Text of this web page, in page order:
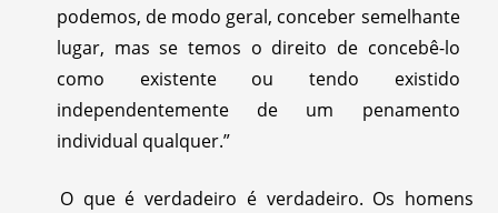
podemos, de modo geral, conceber semelhante
lugar, mas se temos o direito de concebê-lo
como existente ou tendo existido
independentemente de um penamento
individual qualquer.”
O que é verdadeiro é verdadeiro. Os homens